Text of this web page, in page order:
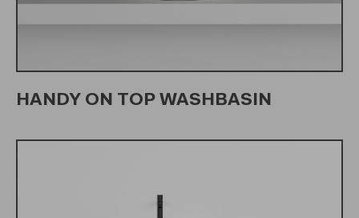
HANDY ON TOP WASHBASIN